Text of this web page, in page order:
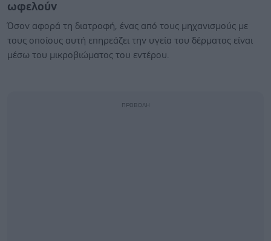
ωφελούν
Όσον αφορά τη διατροφή, ένας από τους μηχανισμούς με
τους οποίους αυτή επηρεάζει την υγεία του δέρματος είναι
μέσω του μικροβιώματος του εντέρου.